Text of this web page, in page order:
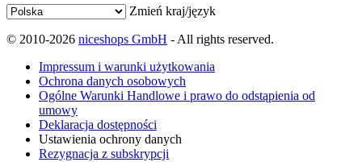
Zmień kraj/język
© 2010-2026 niceshops GmbH - All rights reserved.
Impressum i warunki użytkowania
Ochrona danych osobowych
Ogólne Warunki Handlowe i prawo do odstąpienia od
umowy
Deklaracja dostępności
Ustawienia ochrony danych
Rezygnacja z subskrypcji